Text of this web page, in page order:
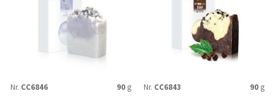
Nr. CC6846 90 g Nr. CC6843 90 g